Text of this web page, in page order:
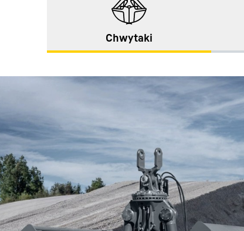
Chwytaki